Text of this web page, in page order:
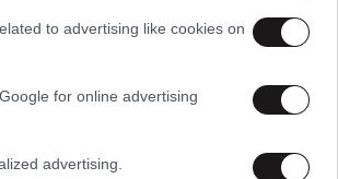
to advertising like cookies on
for online advertising
advertising.